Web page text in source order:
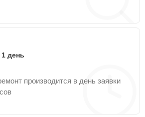
день
производится в день заявки